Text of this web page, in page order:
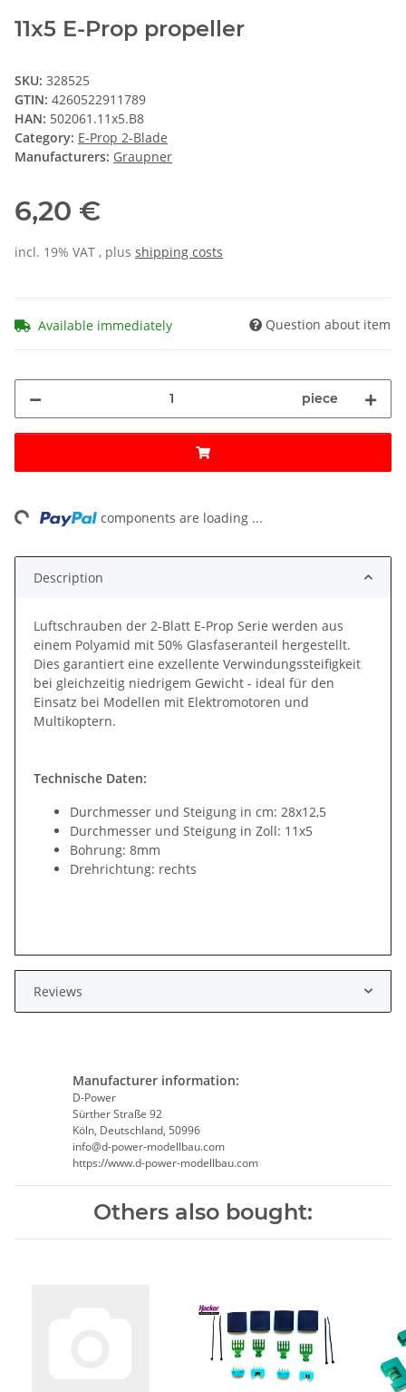
11x5 E-Prop propeller
SKU: 328525
GTIN: 4260522911789
HAN: 502061.11x5.B8
Category: E-Prop 2-Blade
Manufacturers: Graupner
6,20 €
incl. 19% VAT , plus shipping costs
Available immediately Question about item
piece
components are loading ...
Description
Luftschrauben der 2-Blatt E-Prop Serie werden aus
einem Polyamid mit 50% Glasfaseranteil hergestellt.
Dies garantiert eine exzellente Verwindungssteifigkeit
bei gleichzeitig niedrigem Gewicht - ideal für den
Einsatz bei Modellen mit Elektromotoren und
Multikoptern.
Technische Daten:
Durchmesser und Steigung in cm: 28x12,5
Durchmesser und Steigung in Zoll: 11x5
Bohrung: 8mm
Drehrichtung: rechts
Reviews
Manufacturer information:
D-Power
Sürther Straße 92
Köln, Deutschland, 50996
info@d-power-modellbau.com
https://www.d-power-modellbau.com
Others also bought: